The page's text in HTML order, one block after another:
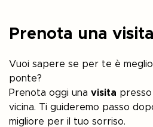
Prenota una visita
Vuoi sapere se per te è
ponte?
Prenota oggi una visita presso
vicina. Ti guideremo passo
migliore per il tuo sorriso.